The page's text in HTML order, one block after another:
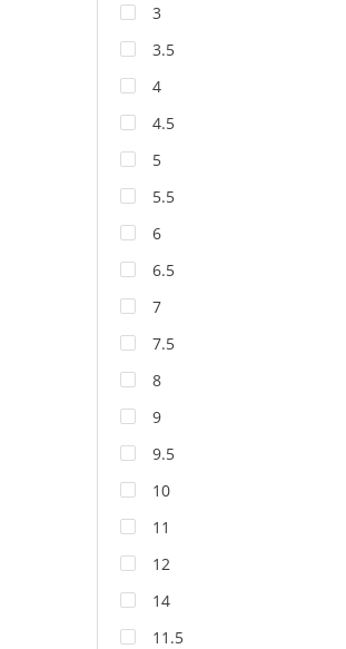
3
3.5
4
4.5
5
5.5
6
6.5
7
7.5
8
9
9.5
10
11
12
14
11.5